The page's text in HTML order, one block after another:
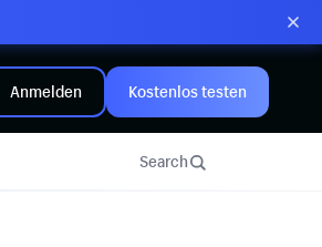
Anmelden Kostenlos testen
Search